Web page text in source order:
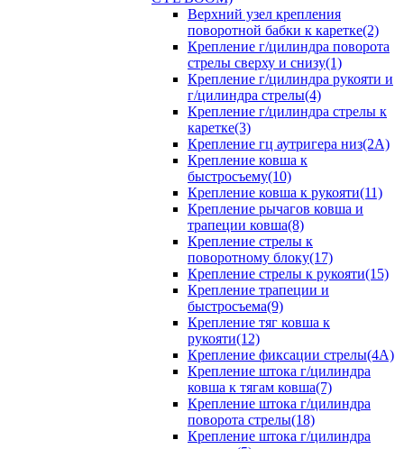
Верхний узел крепления
поворотной бабки к каретке(2)
Крепление г/цилиндра поворота
стрелы сверху и снизу(1)
Крепление г/цилиндра рукояти и
г/цилиндра стрелы(4)
Крепление г/цилиндра стрелы к
каретке(3)
Крепление гц аутригера низ(2А)
Крепление ковша к
быстросъему(10)
Крепление ковша к рукояти(11)
Крепление рычагов ковша и
трапеции ковша(8)
Крепление стрелы к
поворотному блоку(17)
Крепление стрелы к рукояти(15)
Крепление трапеции и
быстросъема(9)
Крепление тяг ковша к
рукояти(12)
Крепление фиксации стрелы(4A)
Крепление штока г/цилиндра
ковша к тягам ковша(7)
Крепление штока г/цилиндра
поворота стрелы(18)
Крепление штока г/цилиндра